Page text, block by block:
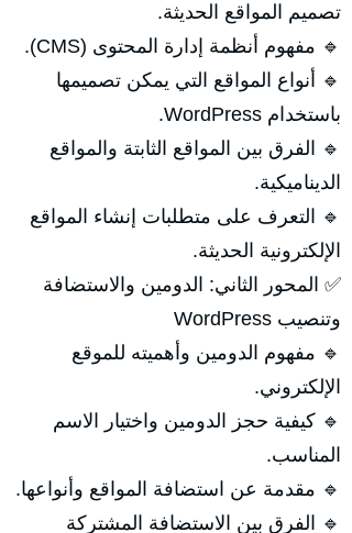
تصميم المواقع الحديثة.
🔹 مفهوم أنظمة إدارة المحتوى (CMS).
🔹 أنواع المواقع التي يمكن تصميمها
باستخدام WordPress.
🔹 الفرق بين المواقع الثابتة والمواقع
الديناميكية.
🔹 التعرف على متطلبات إنشاء المواقع
الإلكترونية الحديثة.
✅ المحور الثاني: الدومين والاستضافة
وتنصيب WordPress
🔹 مفهوم الدومين وأهميته للموقع
الإلكتروني.
🔹 كيفية حجز الدومين واختيار الاسم
المناسب.
🔹 مقدمة عن استضافة المواقع وأنواعها.
🔹 الفرق بين الاستضافة المشتركة